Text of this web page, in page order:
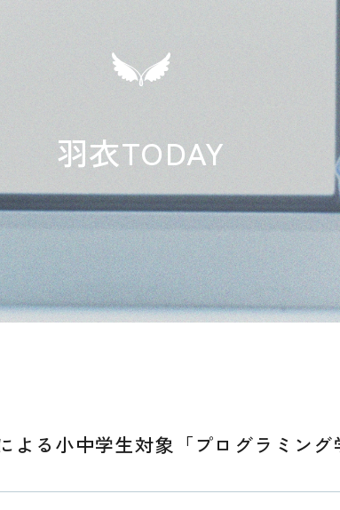
羽衣TODAY
よる小中学生対象「プログラミン